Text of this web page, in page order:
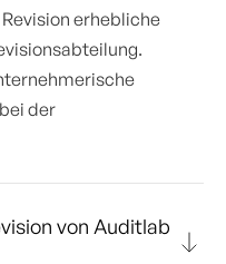
erhebliche
der
von Auditlab